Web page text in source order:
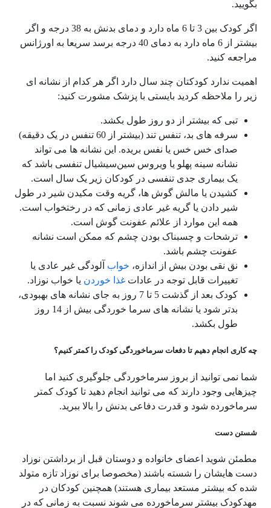
بگویید.
اگر کودک بین 3 تا 6 ماه دارد و دمای بدنش به 38 درجه و اگر
بیشتر از 6 ماه دارد به دمای 40 درجه برسد سریعا به اورژانس
مراجعه کنید.
اهمیت ندارد کودکتان چند سال دارد اگر هر کدام از نشانه ای
زیر را ملاحظه کردید بایستی با پزشک مشورت کنید:
تبی که بیشتر از دو روز طول بکشد.
سرفه های بد، تنفس تند (بیشتر از 60 تنفس در یک دقیقه)
صدای خس خس یا نفس بریده. این نشانه ها می تواند
نشانه سینه پهلو یا ویروس سین‌سیشیال تنفسی باشد که
یک بیماری جدی تنفسی در کودکان زیر یک سال است.
کشیدن یا مالش گوش ها، گریه وقت مکیدن شیر در طول
شیر دادن یا گریه غیر عادی زمانی که در رختخواب است.
همه این موارد از علائم عفونت گوش است.
ترشحات و چسبناک بودن چشم که ممکن است نشانه
عفونت چشم باشد.
نق نقی بودن بیش از اندازه، خواب آلودگی غیر عادی یا
تغییرات قابل توجه در عادات غذا خوردن یا خواب نوزاد.
کودک بعد از گذشت 5 تا 7 روز به جای نشانه های بهبودی،
بدتر شود یا نشانه های سرما خوردگی بیش از 14 روز
طول بکشد.
چه کاری انجام دهیم تا دفعات سرماخوردگی کودک را کمتر کنیم؟
شما نمی توانید از بروز سرماخوردگی جلوگیری کنید اما
چیزهایی وجود دارند که می توانید انجام دهید تا کودک کمتر
سرماخورده شود و قدرت دفاعی بدنش را بالا ببرید.
شستن دست
مطمئن شوید اعضای خانواده و دوستان قبل از برداشتن نوزاد
دست هایشان را شسته باشند (مخصوصا برای نوزاد تازه متولد
شده که بیشتر مستعد بیماری هستند) همچنین کودکان در
مهدکودک بیشتر سرماخورده می شوند نسبت به زمانی که در